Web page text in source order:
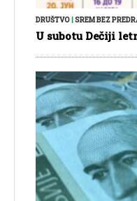
DRUŠTVO|SREM BEZ
U subotu Dečiji